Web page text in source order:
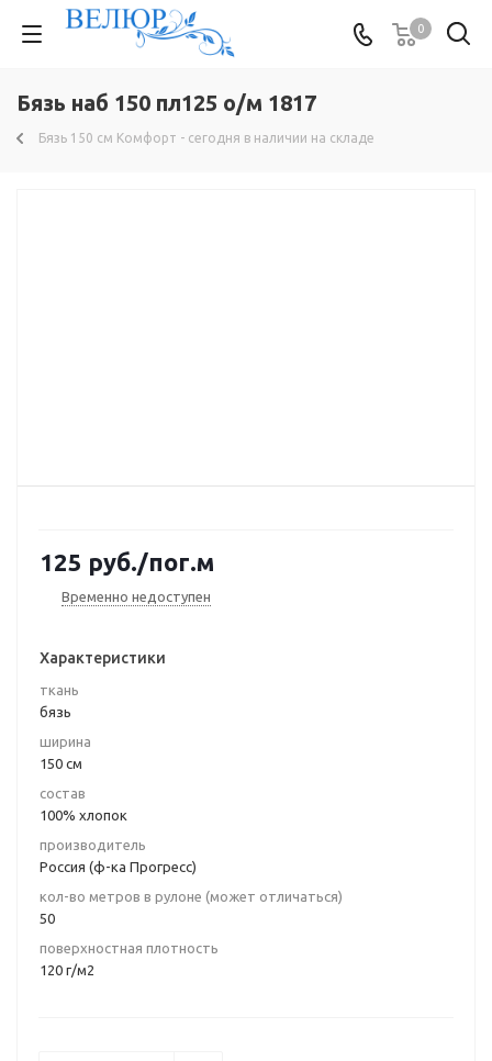
0
Бязь наб 150 пл125 о/м 1817
Бязь 150 см Комфорт - сегодня в наличии на складе
125 руб./пог.м
Временно недоступен
Характеристики
ткань
бязь
ширина
150 см
состав
100% хлопок
производитель
Россия (ф-ка Прогресс)
кол-во метров в рулоне (может отличаться)
50
поверхностная плотность
120 г/м2